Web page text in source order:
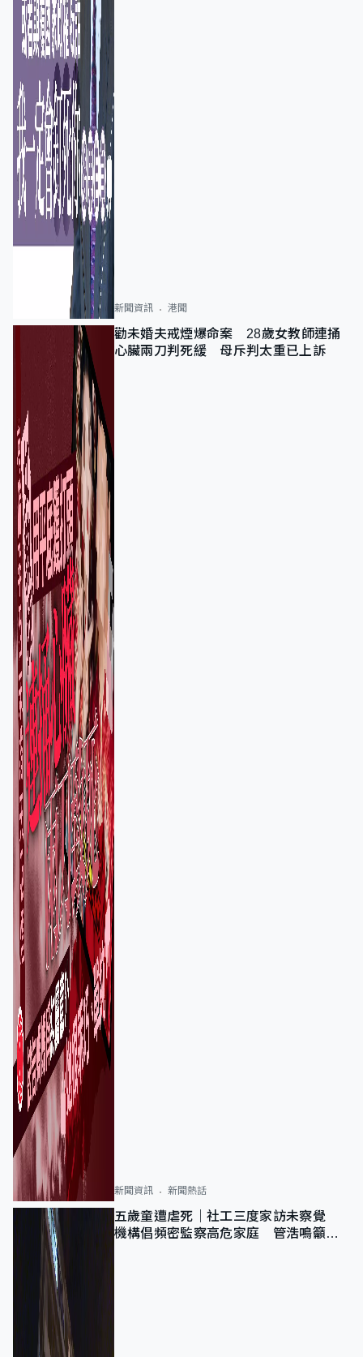
新聞資訊 港聞
勸未婚夫戒煙爆命案 28歲女教師連捅
心臟兩刀判死緩 母斥判太重已上訴
新聞資訊 新聞熱話
五歲童遭虐死｜社工三度家訪未察覺
機構倡頻密監察高危家庭 管浩鳴籲加